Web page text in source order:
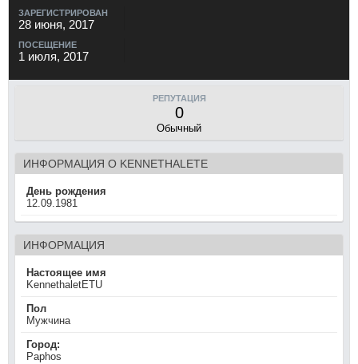
ЗАРЕГИСТРИРОВАН
28 июня, 2017
ПОСЕЩЕНИЕ
1 июля, 2017
РЕПУТАЦИЯ
0
Обычный
ИНФОРМАЦИЯ О KENNETHALETE
День рождения
12.09.1981
ИНФОРМАЦИЯ
Настоящее имя
KennethaletETU
Пол
Мужчина
Город:
Paphos